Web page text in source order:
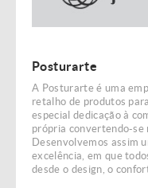
Posturarte
A Posturarte é uma
retalho de produtos
especial dedicação à
própria convertendo-se
Desenvolvemos assim
excelência, em que
desde o design, o